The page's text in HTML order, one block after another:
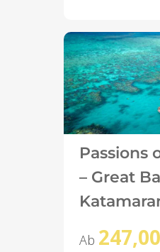
Passions
– Great
Ab 247,00